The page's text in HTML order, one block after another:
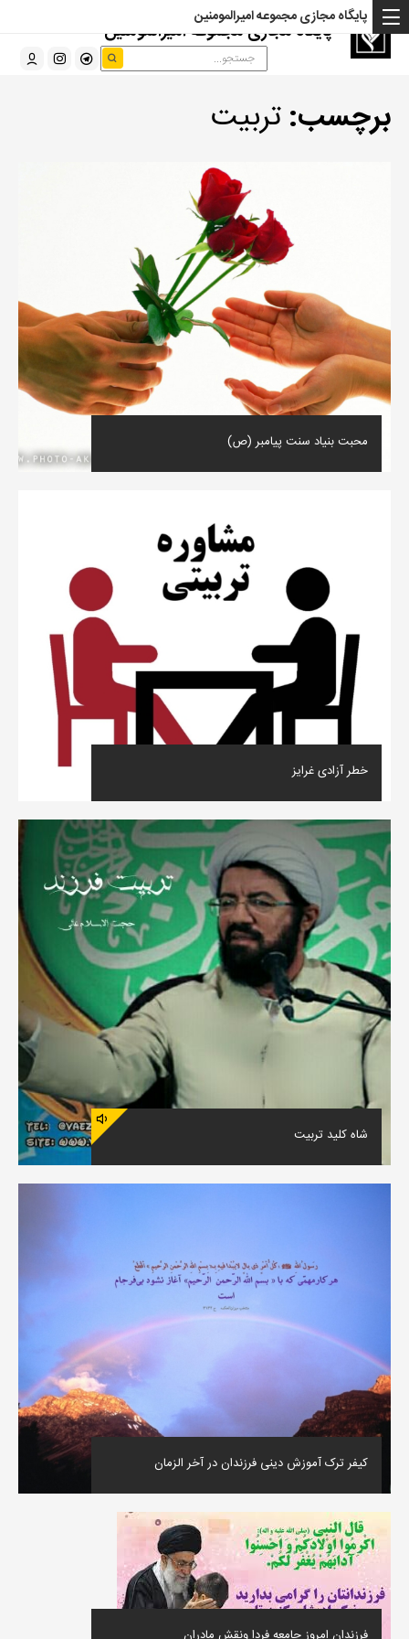
پایگاه مجازی مجموعه امیرالمومنین
پایگاه مجازی مجموعه امیرالمومنین
برچسب:تربیت
محبت بنیاد سنت پیامبر (ص)
خطر آزادی غرایز
شاه کلید تربیت
کیفر ترک آموزش دینی فرزندان در آخر الزمان